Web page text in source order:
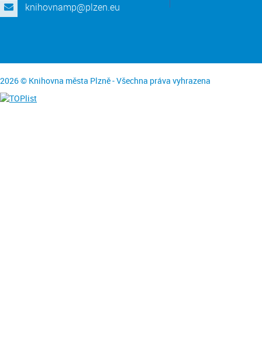
knihovnamp@plzen.eu
2026 © Knihovna města Plzně - Všechna práva vyhrazena